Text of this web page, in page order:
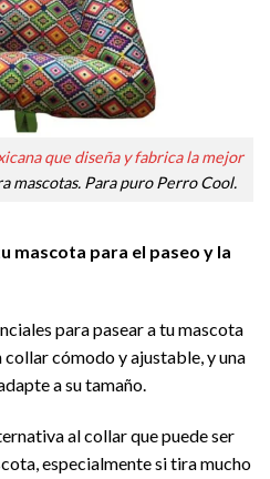
que diseña y fabrica la mejor
mascotas. Para puro Perro Cool.
mascota para el paseo y la
para pasear a tu mascota
collar cómodo y ajustable, y una
a su tamaño.
al collar que puede ser
especialmente si tira mucho